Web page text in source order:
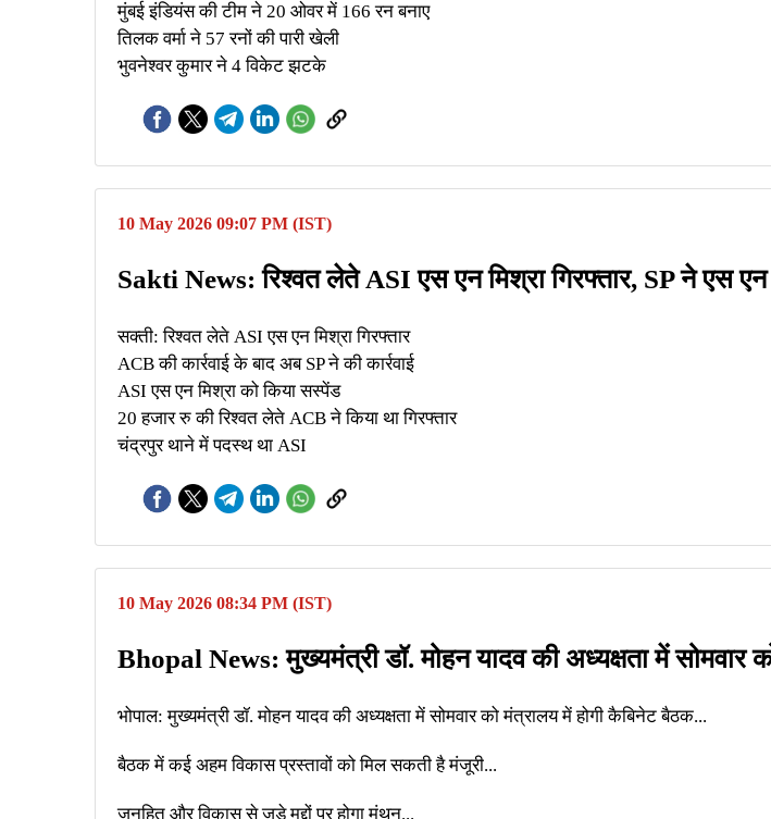
मुंबई इंडियंस की टीम ने 20 ओवर में 166 रन बनाए
तिलक वर्मा ने 57 रनों की पारी खेली
भुवनेश्वर कुमार ने 4 विकेट झटके
10 May 2026 09:07 PM (IST)
Sakti News: रिश्वत लेते ASI एस एन मिश्रा गिरफ्तार, SP ने एस
सक्ती: रिश्वत लेते ASI एस एन मिश्रा गिरफ्तार
ACB की कार्रवाई के बाद अब SP ने की कार्रवाई
ASI एस एन मिश्रा को किया सस्पेंड
20 हजार रु की रिश्वत लेते ACB ने किया था गिरफ्तार
चंद्रपुर थाने में पदस्थ था ASI
10 May 2026 08:34 PM (IST)
Bhopal News: मुख्यमंत्री डॉ. मोहन यादव की अध्यक्षता में सोमवार
भोपाल: मुख्यमंत्री डॉ. मोहन यादव की अध्यक्षता में सोमवार को मंत्रालय में होगी कैबिनेट बैठक...
बैठक में कई अहम विकास प्रस्तावों को मिल सकती है मंजूरी...
जनहित और विकास से जुड़े मुद्दों पर होगा मंथन...